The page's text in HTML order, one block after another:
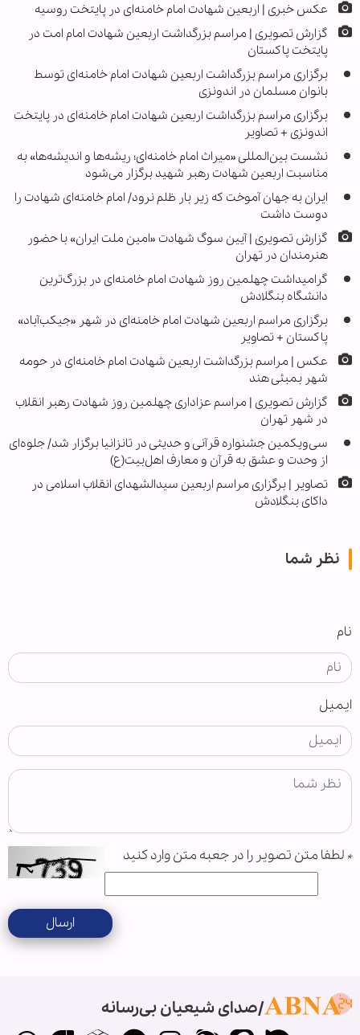
عکس خبری | اربعین شهادت امام خامنه‌ای در پایتخت روسیه
گزارش تصویری | مراسم بزرگداشت اربعین شهادت امام امت در
پایتخت پاکستان
برگزاری مراسم بزرگداشت اربعین شهادت امام خامنه‌ای توسط
بانوان مسلمان در اندونزی
برگزاری مراسم بزرگداشت اربعین شهادت امام خامنه‌ای در پایتخت
اندونزی + تصاویر
نشست بین‌المللی «میراث امام خامنه‌ای؛ ریشه‌ها و اندیشه‌ها» به
مناسبت اربعین شهادت رهبر شهید برگزار می‌شود
ایران به جهان آموخت که زیر بار ظلم نرود/ امام خامنه‌ای شهادت را
دوست داشت
گزارش تصویری | آیین سوگ شهادت «امین ملت ایران» با حضور
هنرمندان در تهران
گرامیداشت چهلمین روز شهادت امام خامنه‌ای در بزرگ‌ترین
دانشگاه بنگلادش
برگزاری مراسم اربعین شهادت امام خامنه‌ای در شهر «جیکب‌آباد»
پاکستان + تصاویر
عکس | مراسم بزرگداشت اربعین شهادت امام خامنه‌ای در حومه
شهر بمبئی هند
گزارش تصویری | مراسم عزاداری چهلمین روز شهادت رهبر انقلاب
در شهر تهران
سی‌ویکمین جشنواره قرآنی و حدیثی در تانزانیا برگزار شد/ جلوه‌ای
از وحدت و عشق به قرآن و معارف اهل‌بیت(ع)
تصاویر | برگزاری مراسم اربعین سیدالشهدای انقلاب اسلامی در
داکای بنگلادش
نظر شما
نام
ایمیل
* لطفا متن تصویر را در جعبه متن وارد کنید
ارسال
صدای شیعیان بی‌رسانه